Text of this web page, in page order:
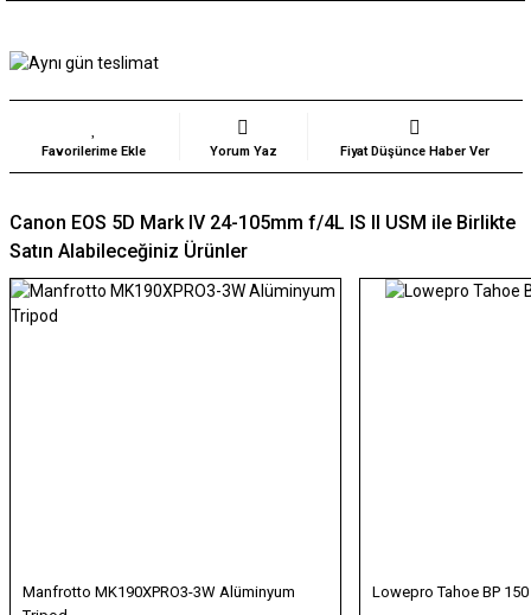
Yorum Yaz Fiyat Düşünce Haber Ver
Canon EOS 5D Mark IV 24-105mm f/4L IS II USM ile Birlikte
Satın Alabileceğiniz Ürünler
Manfrotto MK190XPRO3-3W Alüminyum
Lowepro Tahoe BP 150